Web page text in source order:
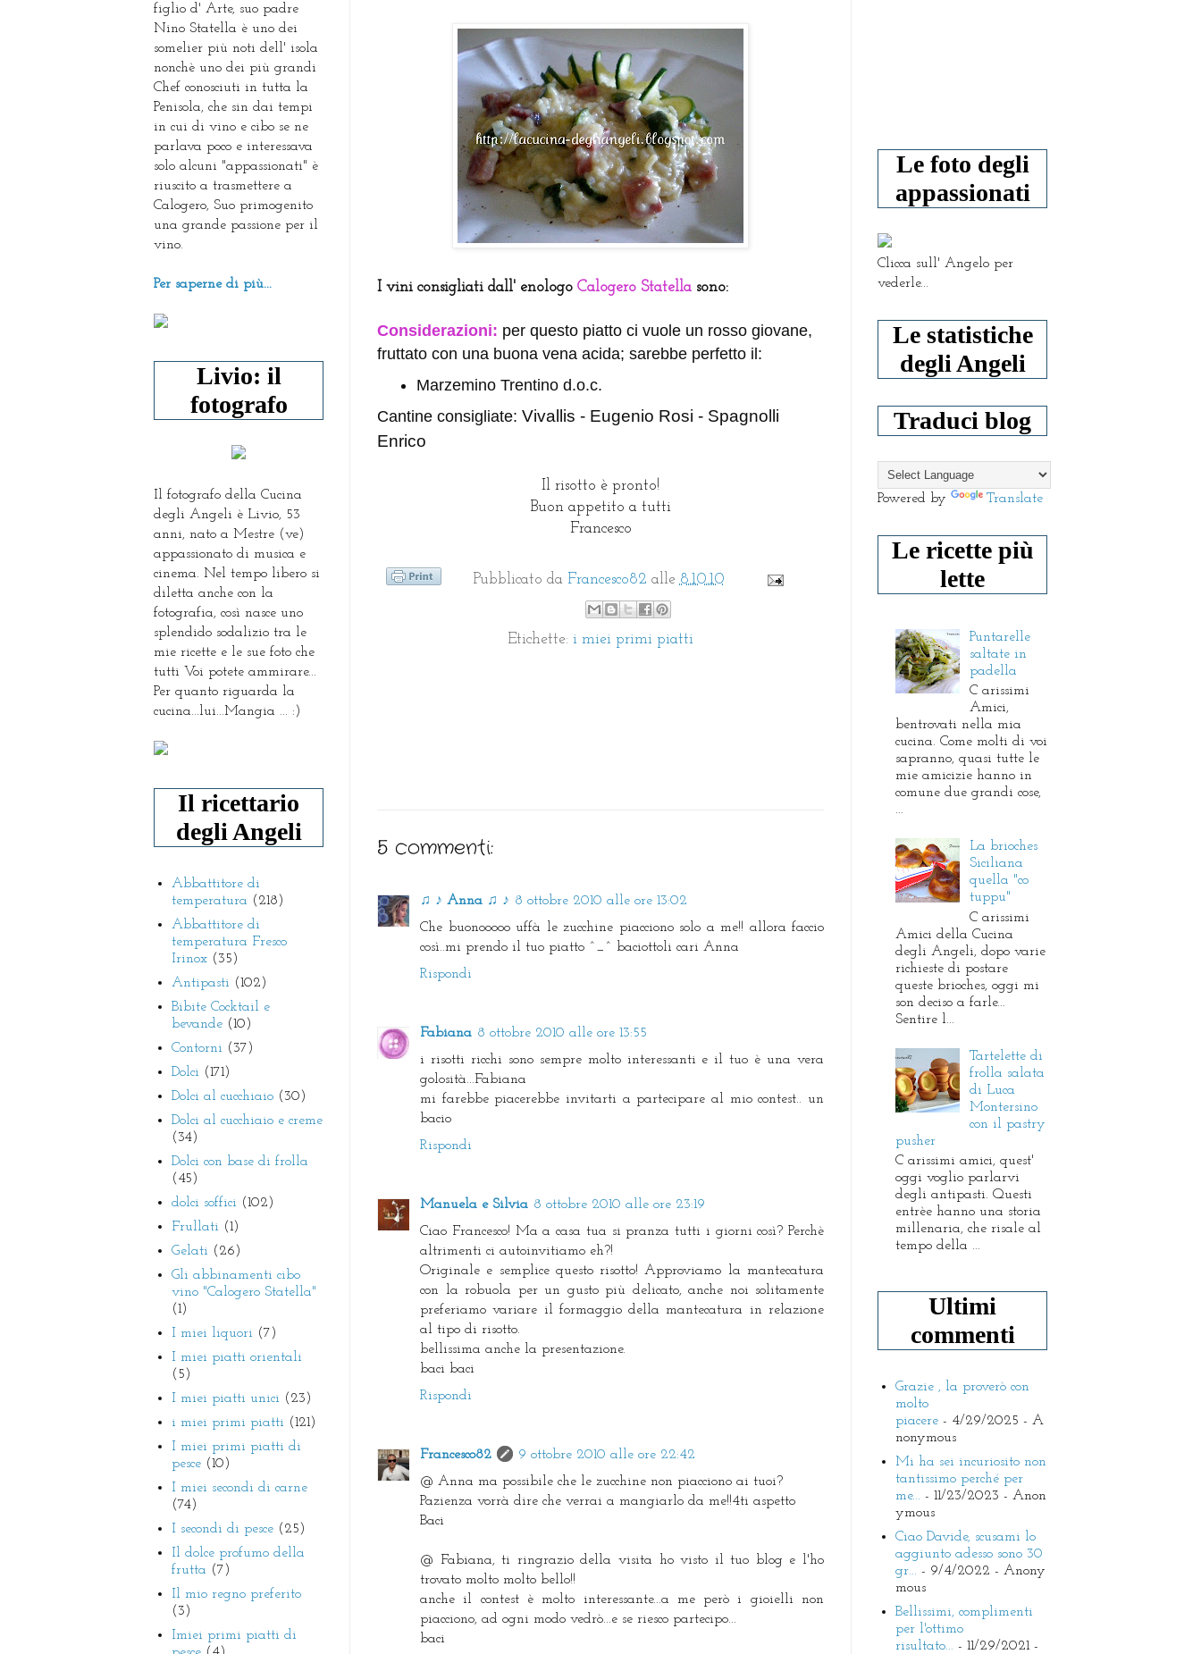
I vini consigliati dall' enologo Calogero Statella sono:
Considerazioni: per questo piatto ci vuole un rosso giovane,
fruttato con una buona vena acida; sarebbe perfetto il:
Marzemino Trentino d.o.c.
Cantine consigliate: Vivallis - Eugenio Rosi - Spagnolli
Enrico
Il risotto è pronto!
Buon appetito a tutti
Francesco
Pubblicato da Francesco82 alle 8.10.10
Etichette: i miei primi piatti
5 commenti:
♫ ♪ Anna ♫ ♪ 8 ottobre 2010 alle ore 13:02
Che buonooooo uffà le zucchine piacciono solo a me!! allora faccio
così..mi prendo il tuo piatto ^_^ baciottoli cari Anna
Rispondi
Fabiana 8 ottobre 2010 alle ore 13:55
i risotti ricchi sono sempre molto interessanti e il tuo è una vera
golosità...Fabiana
mi farebbe piacerebbe invitarti a partecipare al mio contest.. un
bacio
Rispondi
Manuela e Silvia 8 ottobre 2010 alle ore 23:19
Ciao Francesco! Ma a casa tua si pranza tutti i giorni così? Perchè
altrimenti ci autoinvitiamo eh?!
Originale e semplice questo risotto! Approviamo la mantecatura
con la robuola per un gusto più delicato, anche noi solitamente
preferiamo variare il formaggio della mantecatura in relazione
al tipo di risotto.
bellissima anche la presentazione.
baci baci
Rispondi
Francesco82
9 ottobre 2010 alle ore 22:42
@ Anna ma possibile che le zucchine non piacciono ai tuoi?
Pazienza vorrà dire che verrai a mangiarlo da me!!4ti aspetto
Baci
@ Fabiana, ti ringrazio della visita ho visto il tuo blog e l'ho
trovato molto molto bello!!
anche il contest è molto interessante...a me però i gioielli non
piacciono, ad ogni modo vedrò...e se riesco partecipo...
baci
figlio d' Arte, suo padre
Nino Statella è uno dei
somelier più noti dell' isola
nonchè uno dei più grandi
Chef conosciuti in tutta la
Penisola, che sin dai tempi
in cui di vino e cibo se ne
parlava poco e interessava
solo alcuni "appassionati" è
riuscito a trasmettere a
Calogero, Suo primogenito
una grande passione per il
vino.
Per saperne di più...
Livio: il
fotografo
Il fotografo della Cucina
degli Angeli è Livio, 53
anni, nato a Mestre (ve)
appassionato di musica e
cinema. Nel tempo libero si
diletta anche con la
fotografia, così nasce uno
splendido sodalizio tra le
mie ricette e le sue foto che
tutti Voi potete ammirare...
Per quanto riguarda la
cucina...lui...Mangia ... :)
Il ricettario
degli Angeli
Abbattitore di
temperatura (218)
Abbattitore di
temperatura Fresco
Irinox (35)
Antipasti (102)
Bibite Cocktail e
bevande (10)
Contorni (37)
Dolci (171)
Dolci al cucchiaio (30)
Dolci al cucchiaio e creme
(34)
Dolci con base di frolla
(45)
dolci soffici (102)
Frullati (1)
Gelati (26)
Gli abbinamenti cibo
vino "Calogero Statella"
(1)
I miei liquori (7)
I miei piatti orientali
(5)
I miei piatti unici (23)
i miei primi piatti (121)
I miei primi piatti di
pesce (10)
I miei secondi di carne
(74)
I secondi di pesce (25)
Il dolce profumo della
frutta (7)
Il mio regno preferito
(3)
Imiei primi piatti di
Le foto degli
appassionati
Clicca sull' Angelo per
vederle...
Le statistiche
degli Angeli
Traduci blog
Powered by Translate
Le ricette più
lette
Puntarelle
saltate in
padella
C arissimi
Amici,
bentrovati nella mia
cucina. Come molti di voi
sapranno, quasi tutte le
mie amicizie hanno in
comune due grandi cose,
...
La brioches
Siciliana
quella "co
tuppu"
C arissimi
Amici della Cucina
degli Angeli, dopo varie
richieste di postare
queste brioches, oggi mi
son deciso a farle...
Sentire l...
Tartelette di
frolla salata
di Luca
Montersino
con il pastry
pusher
C arissimi amici, quest'
oggi voglio parlarvi
degli antipasti. Questi
entrèe hanno una storia
millenaria, che risale al
tempo della ...
Ultimi
commenti
Grazie , la proverò con
molto
piacere - 4/29/2025 - A
nonymous
Mi ha sei incuriosito non
tantissimo perché per
me... - 11/23/2023 - Anon
ymous
Ciao Davide, scusami lo
aggiunto adesso sono 30
gr... - 9/4/2022 - Anony
mous
Bellissimi, complimenti
per l'ottimo
risultato... - 11/29/2021-